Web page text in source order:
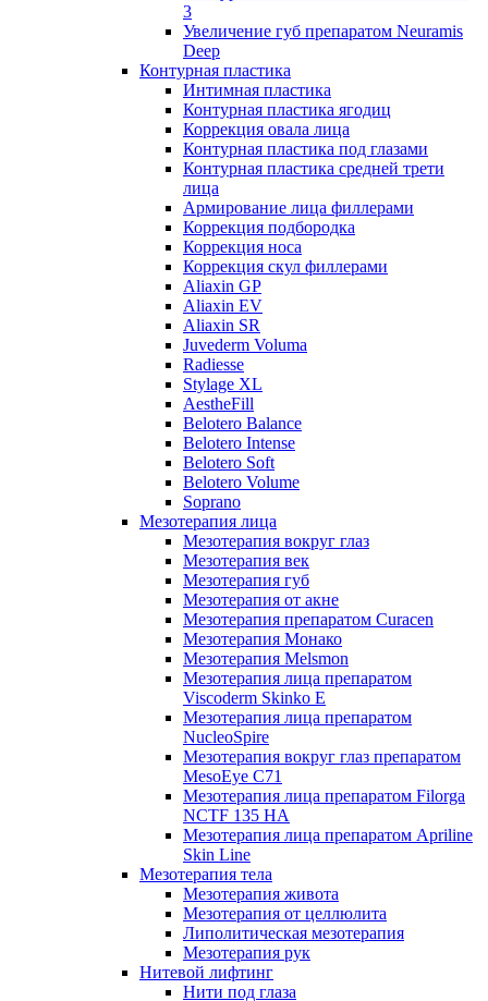
3
Увеличение губ препаратом Neuramis
Deep
Контурная пластика
Интимная пластика
Контурная пластика ягодиц
Коррекция овала лица
Контурная пластика под глазами
Контурная пластика средней трети
лица
Армирование лица филлерами
Коррекция подбородка
Коррекция носа
Коррекция скул филлерами
Aliaxin GP
Aliaxin EV
Aliaxin SR
Juvederm Voluma
Radiesse
Stylage XL
AestheFill
Belotero Balance
Belotero Intense
Belotero Soft
Belotero Volume
Soprano
Мезотерапия лица
Мезотерапия вокруг глаз
Мезотерапия век
Мезотерапия губ
Мезотерапия от акне
Мезотерапия препаратом Curacen
Мезотерапия Монако
Мезотерапия Melsmon
Мезотерапия лица препаратом
Viscoderm Skinko E
Мезотерапия лица препаратом
NucleoSpire
Мезотерапия вокруг глаз препаратом
MesoEye С71
Мезотерапия лица препаратом Filorga
NCTF 135 HA
Мезотерапия лица препаратом Apriline
Skin Line
Мезотерапия тела
Мезотерапия живота
Мезотерапия от целлюлита
Липолитическая мезотерапия
Мезотерапия рук
Нитевой лифтинг
Нити под глаза